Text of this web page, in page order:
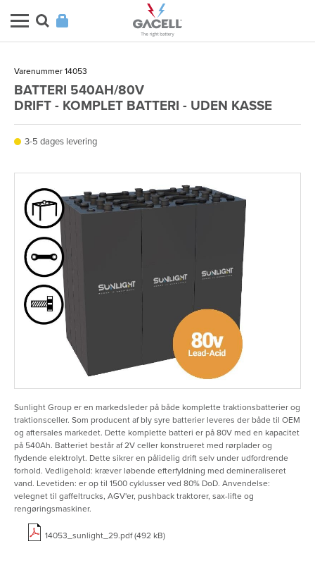
Varenummer 14053
BATTERI 540AH/80V
DRIFT - KOMPLET BATTERI - UDEN KASSE
3-5 dages levering
Sunlight Group er en markedsleder på både komplette traktionsbatterier og
traktionsceller. Som producent af bly syre batterier leveres der både til OEM
og aftersales markedet. Dette komplette batteri er på 80V med en kapacitet
på 540Ah. Batteriet består af 2V celler konstrueret med rørplader og
flydende elektrolyt. Dette sikrer en pålidelig drift selv under udfordrende
forhold. Vedligehold: kræver løbende efterfyldning med demineraliseret
vand. Levetiden: er op til 1500 cyklusser ved 80% DoD. Anvendelse:
velegnet til gaffeltrucks, AGV'er, pushback traktorer, sax-lifte og
rengøringsmaskiner.
14053_sunlight_29.pdf (492 kB)